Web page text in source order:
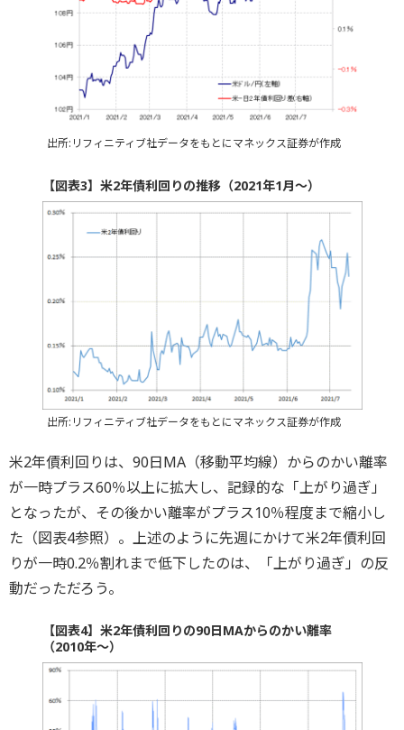
出所:リフィニティブ社データをもとにマネックス証券が作成
【図表3】米2年債利回りの推移（2021年1月～）
出所:リフィニティブ社データをもとにマネックス証券が作成
米2年債利回りは、90日MA（移動平均線）からのかい離率
が一時プラス60％以上に拡大し、記録的な「上がり過ぎ」
となったが、その後かい離率がプラス10％程度まで縮小し
た（図表4参照）。上述のように先週にかけて米2年債利回
りが一時0.2％割れまで低下したのは、「上がり過ぎ」の反
動だっただろう。
【図表4】米2年債利回りの90日MAからのかい離率
（2010年～）